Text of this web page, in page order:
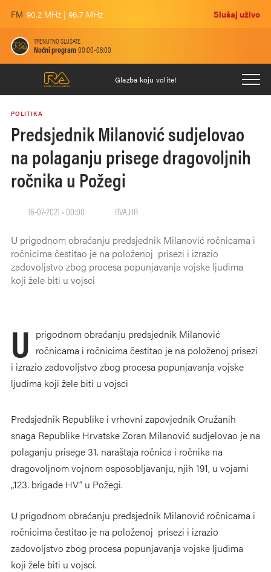
FM 90.2 MHz | 96.7 MHz Slušaj uživo
TRENUTNO SLUŠATE
Noćni program00:00-06:00
Glazba koju volite!
POLITIKA
Predsjednik Milanović sudjelovao
na polaganju prisege dragovoljnih
ročnika u Požegi
16-07-2021 • 00:00 RVA.HR
U prigodnom obraćanju predsjednik Milanović ročnicama i
ročnicima čestitao je na položenoj prisezi i izrazio
zadovoljstvo zbog procesa popunjavanja vojske ljudima
koji žele biti u vojsci
U prigodnom obraćanju predsjednik Milanović
ročnicama i ročnicima čestitao je na položenoj prisezi
i izrazio zadovoljstvo zbog procesa popunjavanja vojske
ljudima koji žele biti u vojsci
Predsjednik Republike i vrhovni zapovjednik Oružanih
snaga Republike Hrvatske Zoran Milanović sudjelovao je na
polaganju prisege 31. naraštaja ročnica i ročnika na
dragovoljnom vojnom osposobljavanju, njih 191, u vojarni
„123. brigade HV“ u Požegi.
U prigodnom obraćanju predsjednik Milanović ročnicama i
ročnicima čestitao je na položenoj prisezi i izrazio
zadovoljstvo zbog procesa popunjavanja vojske ljudima
koji žele biti u vojsci.